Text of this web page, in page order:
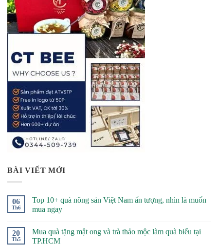
BÀI VIẾT MỚI
06
Th6
Top 10+ quà nông sản Việt Nam ấn tượng, nhìn là muốn
mua ngay
20
Th5
Mua quà tặng mật ong và trà thảo mộc làm quà biếu tại
TP.HCM